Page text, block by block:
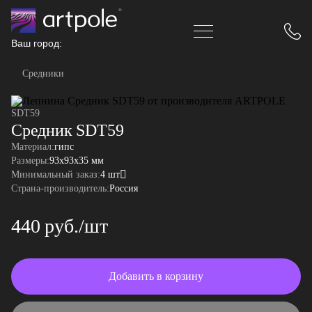
Ваш город:
Средники
SDT59
Средник SDT59
Материал:гипс
Размеры:93x93x35 мм
Минимальный заказ:4 шт
Страна-производитель:Россия
440 руб./шт
Добавить в корзину